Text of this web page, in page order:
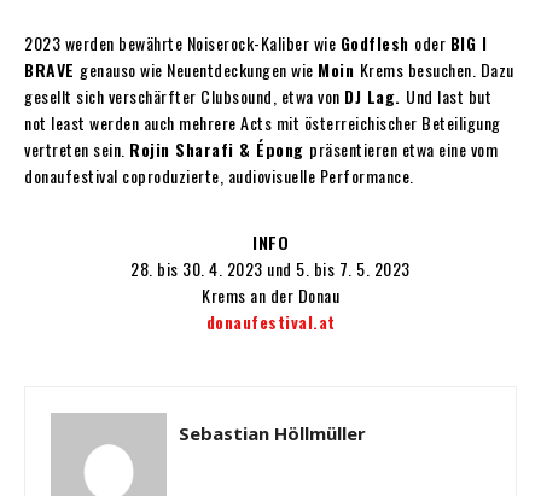
2023 werden bewährte Noiserock-Kaliber wie Godflesh oder BIG I
BRAVE genauso wie Neuentdeckungen wie Moin Krems besuchen. Dazu
gesellt sich verschärfter Clubsound, etwa von DJ Lag. Und last but
not least werden auch mehrere Acts mit österreichischer Beteiligung
vertreten sein. Rojin Sharafi & Épong präsentieren etwa eine vom
donaufestival coproduzierte, audiovisuelle Performance.
INFO
28. bis 30. 4. 2023 und 5. bis 7. 5. 2023
Krems an der Donau
donaufestival.at
Sebastian Höllmüller